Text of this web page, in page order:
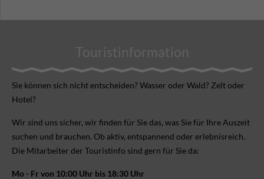
Touristinformation
Sie können sich nicht ent­scheiden? Wasser oder Wald? Zelt oder
Hotel?
Wir sind uns sicher, wir finden für Sie das, was Sie für Ihre Aus­zeit
suchen und brauchen. Ob aktiv, ent­spannend oder erlebnis­reich.
Die Mitarbeiter der Touristinfo sind gern für Sie da:
Mo - Fr von 10:00 Uhr bis 18:30 Uhr